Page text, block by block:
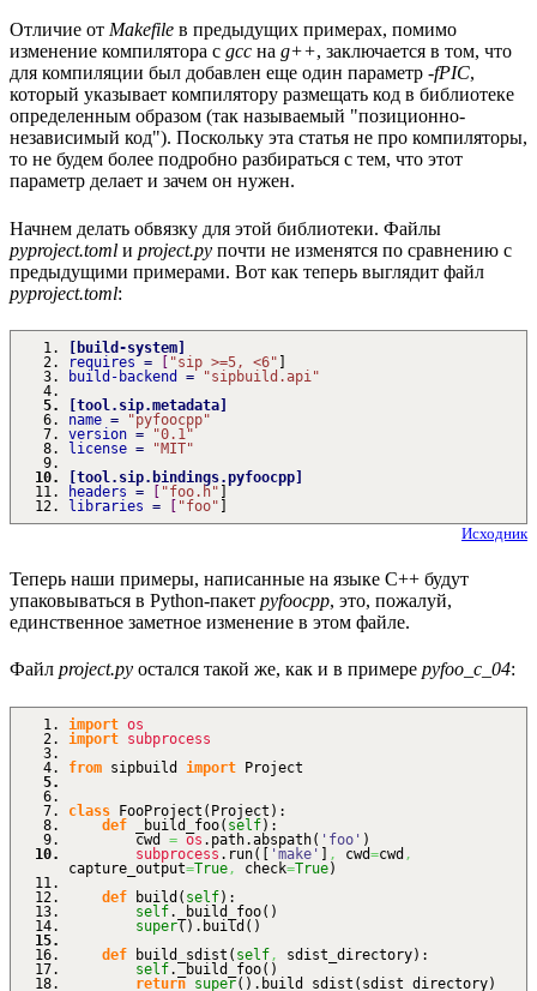
Отличие от Makefile в предыдущих примерах, помимо
изменение компилятора с gcc на g++, заключается в том, что
для компиляции был добавлен еще один параметр -fPIC,
который указывает компилятору размещать код в библиотеке
определенным образом (так называемый "позиционно-
независимый код"). Поскольку эта статья не про компиляторы,
то не будем более подробно разбираться с тем, что этот
параметр делает и зачем он нужен.
Начнем делать обвязку для этой библиотеки. Файлы
pyproject.toml и project.py почти не изменятся по сравнению с
предыдущими примерами. Вот как теперь выглядит файл
pyproject.toml:
build-system
requires = "sip >=5, <6"
build-backend
=
"sipbuild.api"
tool.sip.metadata
name =
"pyfoocpp"
version =
"0.1"
license =
"MIT"
tool.sip.bindings.pyfoocpp
headers = "foo.h"
libraries = "foo"
Исходник
Теперь наши примеры, написанные на языке C++ будут
упаковываться в Python-пакет pyfoocpp, это, пожалуй,
единственное заметное изменение в этом файле.
Файл project.py остался такой же, как и в примере pyfoo_c_04:
import os
import subprocess
from sipbuild import Project
class FooProject ( Project ) :
def _build_foo( self) :
cwd = os . path.abspath( 'foo' )
subprocess . run( [ 'make' ] , cwd=cwd ,
capture_output=True , check=True)
def build ( self) :
self._build_foo( )
super() . build ( )
def build_sdist ( self , sdist_directory) :
self._build_foo( )
return super( ) . build_sdist ( sdist_directory)